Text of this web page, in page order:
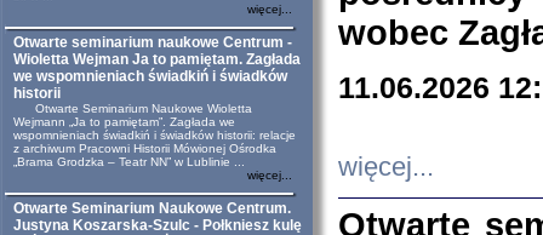
więcej...
Otwarte seminarium naukowe Centrum -
Wioletta Wejman Ja to pamiętam. Zagłada
we wspomnieniach świadkiń i świadków
historii
Otwarte Seminarium Naukowe Wioletta
Wejmann „Ja to pamiętam”. Zagłada we
wspomnieniach świadkiń i świadków historii: relacje
z archiwum Pracowni Historii Mówionej Ośrodka
„Brama Grodzka – Teatr NN” w Lublinie ...
więcej...
Otwarte Seminarium Naukowe Centrum.
Justyna Koszarska-Szulc - Połkniesz kulę
wobec
11.06.2026
więcej...
Otwarte